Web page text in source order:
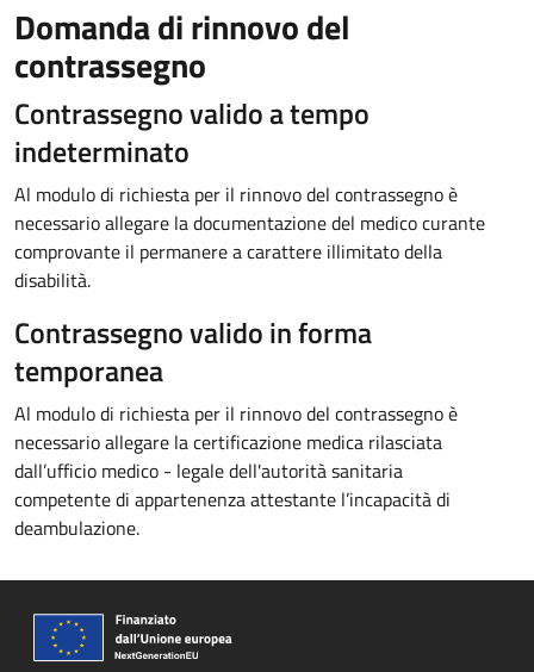
Domanda di rinnovo del
contrassegno
Contrassegno valido a tempo
indeterminato
Al modulo di richiesta per il rinnovo del contrassegno è
necessario allegare la documentazione del medico curante
comprovante il permanere a carattere illimitato della
disabilità.
Contrassegno valido in forma
temporanea
Al modulo di richiesta per il rinnovo del contrassegno è
necessario allegare la certificazione medica rilasciata
dall’ufficio medico - legale dell'autorità sanitaria
competente di appartenenza attestante l’incapacità di
deambulazione.